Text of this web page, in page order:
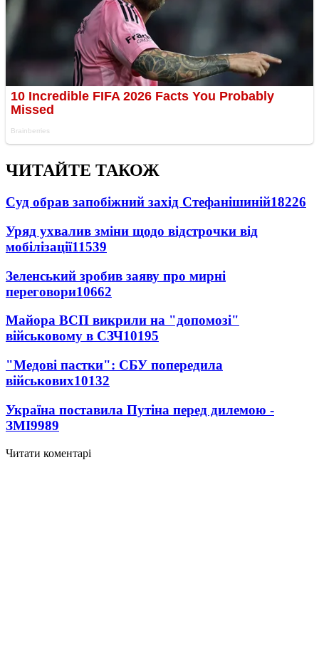
ЧИТАЙТЕ ТАКОЖ
Суд обрав запобіжний захід Стефанішиній18226
Уряд ухвалив зміни щодо відстрочки від
мобілізації11539
Зеленський зробив заяву про мирні
переговори10662
Майора ВСП викрили на "допомозі"
військовому в СЗЧ10195
"Медові пастки": СБУ попередила
військових10132
Україна поставила Путіна перед дилемою -
ЗМІ9989
Читати коментарі